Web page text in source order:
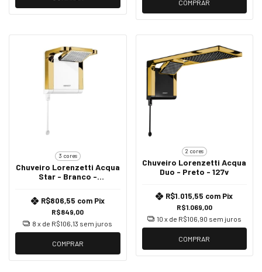
COMPRAR
3 cores
Chuveiro Lorenzetti Acqua
Star - Branco -
R$849,00
R$806,55 com Pix
8 x de R$106,13 sem juros
COMPRAR
2 cores
Chuveiro Lorenzetti Acqua
Duo - Preto - 127v
R$1.069,00
R$1.015,55 com Pix
10 x de R$106,90 sem juros
COMPRAR